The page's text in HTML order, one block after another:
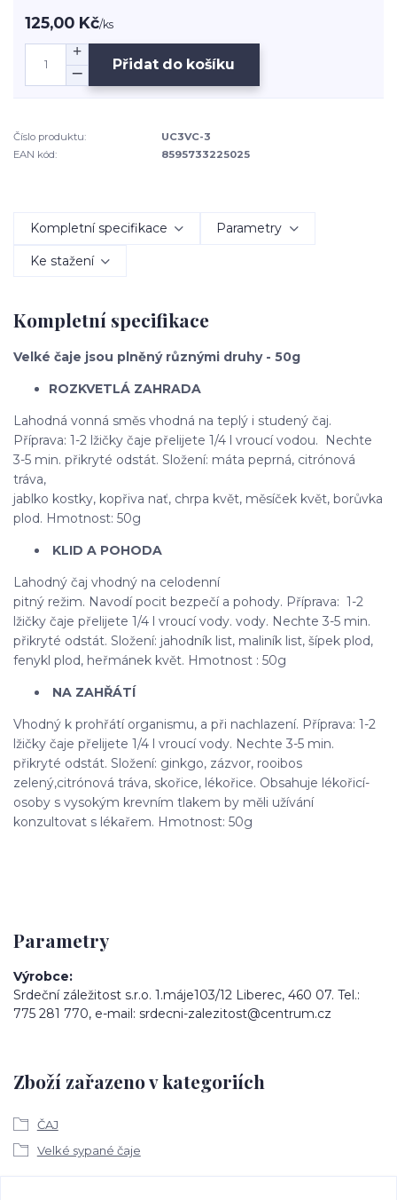
125,00 Kč/ks
Přidat do košíku
Číslo produktu:
UC3VC-3
EAN kód:
8595733225025
Kompletní specifikace Parametry
Ke stažení
Kompletní specifikace
Velké čaje jsou plněný různými druhy - 50g
ROZKVETLÁ ZAHRADA
Lahodná vonná směs vhodná na teplý i studený čaj.
Příprava: 1-2 lžičky čaje přelijete 1/4 l vroucí vodou. Nechte
3-5 min. přikryté odstát. Složení: máta peprná, citrónová
tráva,
jablko kostky, kopřiva nať, chrpa květ, měsíček květ, borůvka
plod. Hmotnost: 50g
KLID A POHODA
Lahodný čaj vhodný na celodenní
pitný režim. Navodí pocit bezpečí a pohody. Příprava: 1-2
lžičky čaje přelijete 1/4 l vroucí vody. vody. Nechte 3-5 min.
přikryté odstát. Složení: jahodník list, maliník list, šípek plod,
fenykl plod, heřmánek květ. Hmotnost : 50g
NA ZAHŘÁTÍ
Vhodný k prohřátí organismu, a při nachlazení. Příprava: 1-2
lžičky čaje přelijete 1/4 l vroucí vody. Nechte 3-5 min.
přikryté odstát. Složení: ginkgo, zázvor, rooibos
zelený,citrónová tráva, skořice, lékořice. Obsahuje lékořicí-
osoby s vysokým krevním tlakem by měli užívání
konzultovat s lékařem. Hmotnost: 50g
Parametry
Výrobce
Srdeční záležitost s.r.o. 1.máje103/12 Liberec, 460 07. Tel.:
775 281 770, e-mail: srdecni-zalezitost@centrum.cz
Zboží zařazeno v kategoriích
ČAJ
Velké sypané čaje